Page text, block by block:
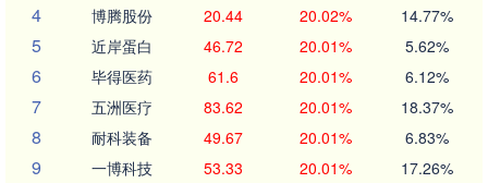
4 博腾股份 20.44 20.02% 14.77%
5 近岸蛋白 46.72 20.01% 5.62%
6 毕得医药 61.6 20.01% 6.12%
7 五洲医疗 83.62 20.01% 18.37%
8 耐科装备 49.67 20.01% 6.83%
9 一博科技 53.33 20.01% 17.26%